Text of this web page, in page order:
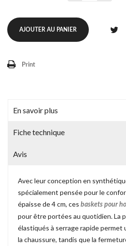
AJOUTER AU PANIER
Print
En savoir plus
Fiche technique
Avis
Avec leur conception en
spécialement pensée pour le
épaisse de 4 cm, ces baskets pour
pour être portées au quotidien. La
élastiqués à serrage rapide permet
la chaussure, tandis que la